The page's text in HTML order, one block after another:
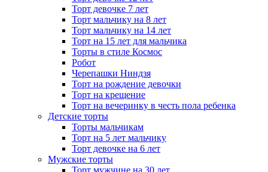
Торт девочке 7 лет
Торт мальчику на 8 лет
Торт мальчику на 14 лет
Торт на 15 лет для мальчика
Торты в стиле Космос
Робот
Черепашки Ниндзя
Торт на рождение девочки
Торт на крещение
Торт на вечеринку в честь пола ребенка
Детские торты
Торты мальчикам
Торт на 5 лет мальчику
Торт девочке на 6 лет
Мужские торты
Торт мужчине на 30 лет